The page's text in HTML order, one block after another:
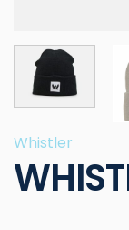
Whistler